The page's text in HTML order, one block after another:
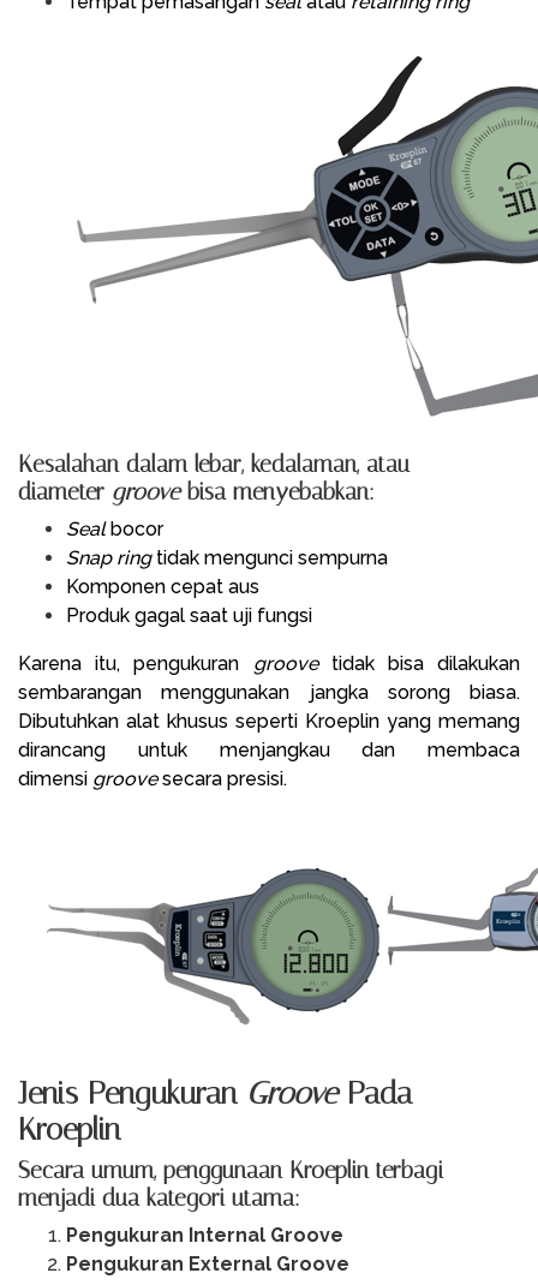
Kesalahan dalam lebar, kedalaman, atau
diameter groovebisa menyebabkan:
Sealbocor
Snap ringtidak mengunci sempurna
Komponen cepat aus
Produk gagal saat uji fungsi
Karena itu, pengukuran groovetidak bisa dilakukan
sembarangan menggunakan jangka sorong biasa.
Dibutuhkan alat khusus seperti Kroeplin yang memang
dirancang untuk menjangkau dan membaca
dimensi groovesecara presisi.
Jenis Pengukuran GroovePada
Kroeplin
Secara umum, penggunaan Kroeplin terbagi
menjadi dua kategori utama:
Pengukuran Internal Groove
Pengukuran External Groove